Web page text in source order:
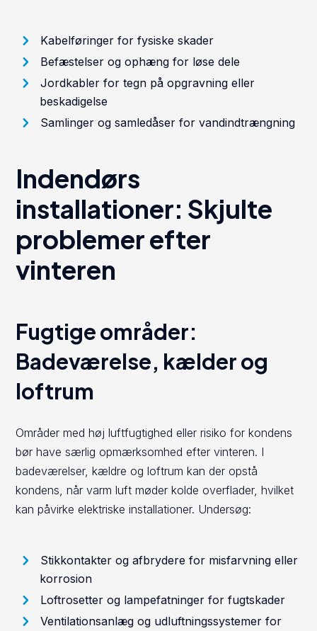
Kabelføringer for fysiske skader
Befæstelser og ophæng for løse dele
Jordkabler for tegn på opgravning eller
beskadigelse
Samlinger og samledåser for vandindtrængning
Indendørs
installationer: Skjulte
problemer efter
vinteren
Fugtige områder:
Badeværelse, kælder og
loftrum
Områder med høj luftfugtighed eller risiko for kondens
bør have særlig opmærksomhed efter vinteren. I
badeværelser, kældre og loftrum kan der opstå
kondens, når varm luft møder kolde overflader, hvilket
kan påvirke elektriske installationer. Undersøg:
Stikkontakter og afbrydere for misfarvning eller
korrosion
Loftrosetter og lampefatninger for fugtskader
Ventilationsanlæg og udluftningssystemer for